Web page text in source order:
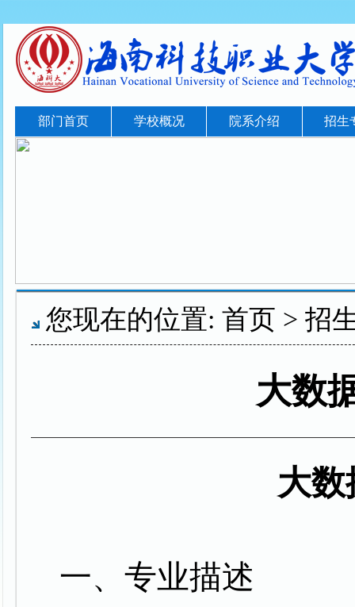
部门首页 学校概况 院系介绍 招生
您现在的位置:首页 >招
大数
大
一、专业描述